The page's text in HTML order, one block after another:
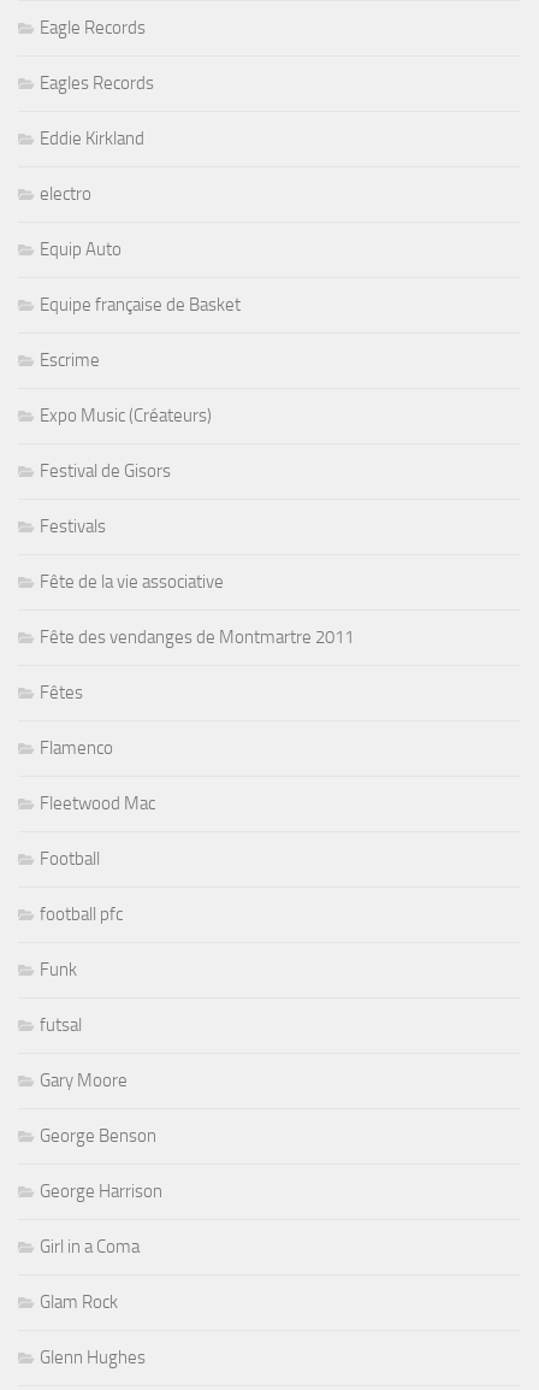
Eagle Records
Eagles Records
Eddie Kirkland
electro
Equip Auto
Equipe française de Basket
Escrime
Expo Music (Créateurs)
Festival de Gisors
Festivals
Fête de la vie associative
Fête des vendanges de Montmartre 2011
Fêtes
Flamenco
Fleetwood Mac
Football
football pfc
Funk
futsal
Gary Moore
George Benson
George Harrison
Girl in a Coma
Glam Rock
Glenn Hughes